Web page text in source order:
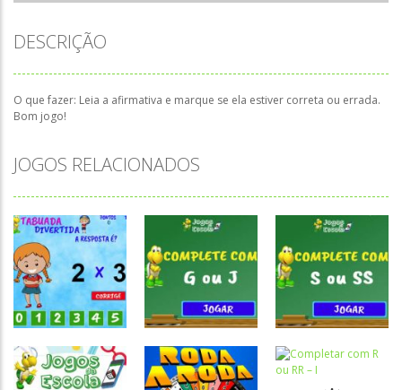
DESCRIÇÃO
O que fazer: Leia a afirmativa e marque se ela estiver correta ou errada.
Bom jogo!
JOGOS RELACIONADOS
Atividades
Português e
Atividades
Português e
Atividades
Português e